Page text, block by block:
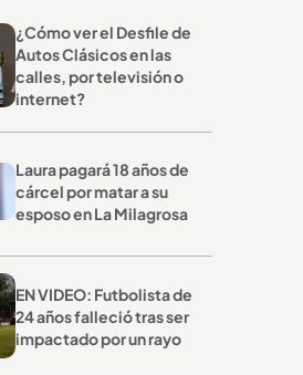
¿Cómo ver el Desfile de
Autos Clásicos en las
calles, por televisión o
internet?
Laura pagará 18 años de
cárcel por matar a su
esposo en La Milagrosa
EN VIDEO: Futbolista de
24 años falleció tras ser
impactado por un rayo